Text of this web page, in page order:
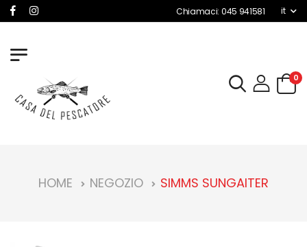
Chiamaci: 045 941581 it
0
HOME NEGOZIO SIMMS SUNGAITER